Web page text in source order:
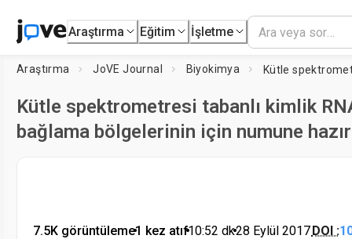
Araştırma Eğitim İşletme
Araştırma JoVE Journal Biyokimya
Kütle spektrometresi tabanlı kimlik
bağlama bölgelerinin için numune
7.5K görüntüleme•1 kez atıf•10:52 dk•28 Eylül 2017DOI :